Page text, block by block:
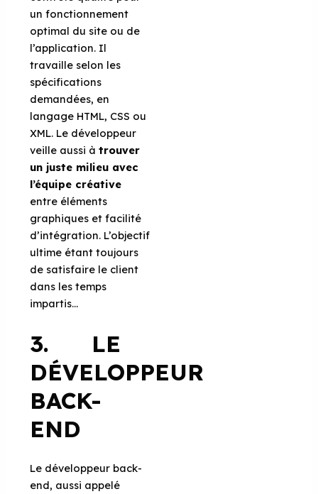
un fonctionnement
optimal du site ou de
l’application. Il
travaille selon les
spécifications
demandées, en
langage HTML, CSS ou
XML. Le développeur
veille aussi àtrouver
un juste milieu avec
l’équipe créative
entre éléments
graphiques et facilité
d’intégration. L’objectif
ultime étant toujours
de satisfaire le client
dans les temps
impartis…
3. LE
DÉVELOPPEUR
BACK-
END
Le développeur back-
end, aussi appelé